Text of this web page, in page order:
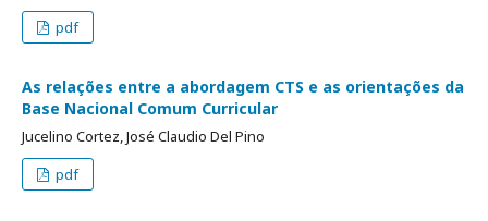
pdf
As relações entre a abordagem CTS e as orientações da
Base Nacional Comum Curricular
Jucelino Cortez, José Claudio Del Pino
pdf